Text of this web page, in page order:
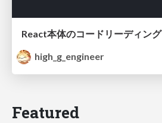
React本体のコードリーディング
high_g_engineer
Featured